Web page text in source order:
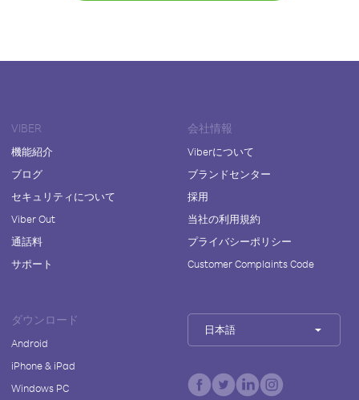
VIBER
機能紹介
ブログ
セキュリティについて
Viber Out
通話料
サポート
会社情報
Viberについて
ブランドセンター
採用
当社の利用規約
プライバシーポリシー
Customer Complaints Code
ダウンロード
Android
iPhone & iPad
Windows PC
日本語